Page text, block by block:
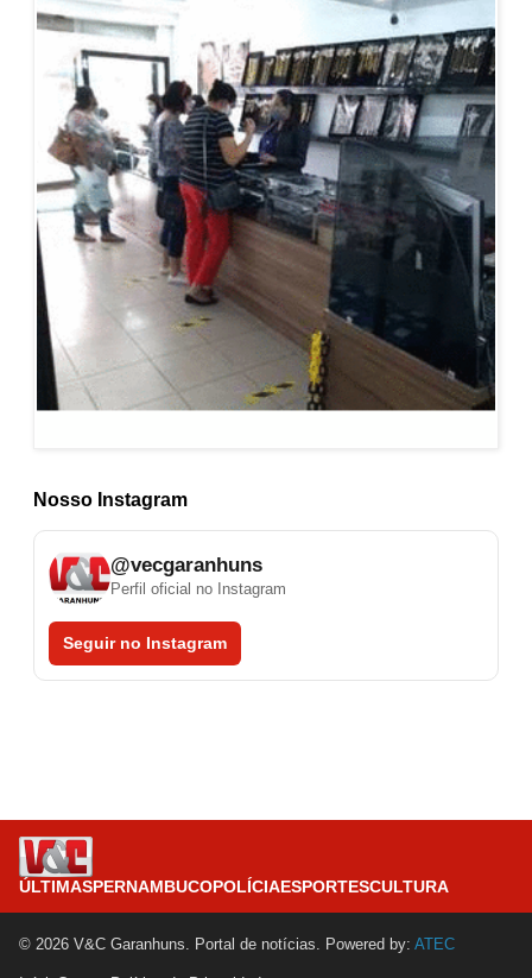
Nosso Instagram
@vecgaranhuns
Perfil oficial no Instagram
Seguir no Instagram
ÚLTIMASPERNAMBUCOPOLÍCIAESPORTESCULTURA
© 2026 V&C Garanhuns. Portal de notícias. Powered by: ATEC